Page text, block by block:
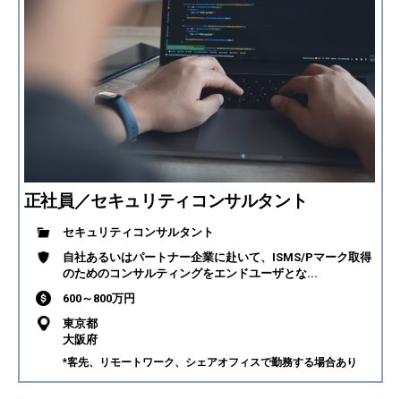
正社員／セキュリティコンサルタント
セキュリティコンサルタント
自社あるいはパートナー企業に赴いて、ISMS/Pマーク取得
のためのコンサルティングをエンドユーザとな...
600～800万円
東京都
大阪府
*客先、リモートワーク、シェアオフィスで勤務する場合あり